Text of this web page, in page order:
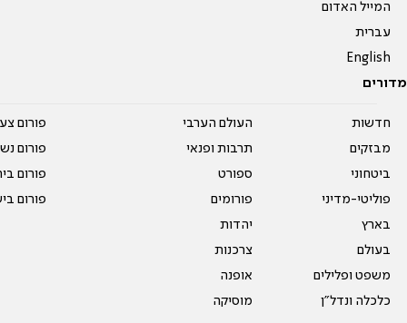
המייל האדום
עברית
English
מדורים
חדשות
מבזקים
ביטחוני
פוליטי-מדיני
בארץ
בעולם
משפט ופלילים
כלכלה ונדל"ן
העולם הערבי
תרבות ופנאי
ספורט
פורומים
יהדות
צרכנות
אופנה
מוסיקה
פורום
פורום
פורום
פורום